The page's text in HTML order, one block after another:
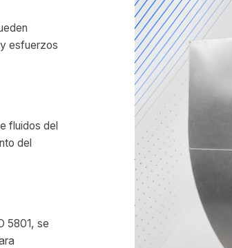
esfuerzos
fluidos del
del
5801, se